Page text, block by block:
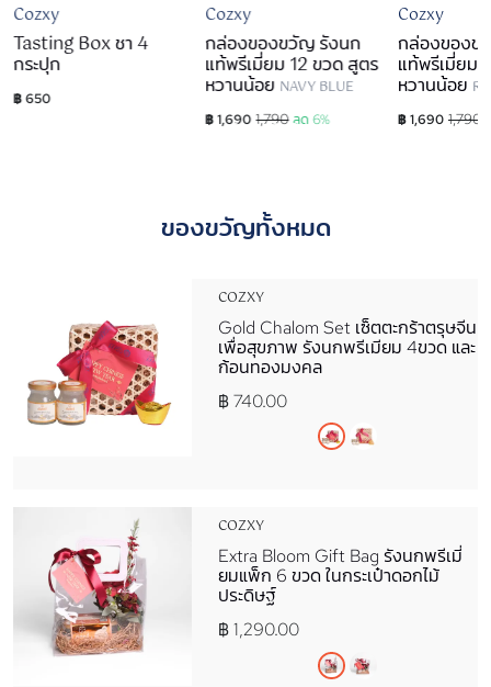
Cozxy
Tasting Box ชา 4
กระปุก
฿ 650
Cozxy
กล่องของขวัญ รังนก
แท้พรีเมี่ยม 12 ขวด สูตร
หวานน้อย NAVY BLUE
฿ 1,690 1,790 ลด 6%
Cozxy
กล่องของข
แท้พรีเมี่ยม
หวานน้อย
฿ 1,690 1,790
ของขวัญทั้งหมด
COZXY
Gold Chalom Set เซ็ตตะกร้าตรุษจีน
เพื่อสุขภาพ รังนกพรีเมียม 4ขวด และ
ก้อนทองมงคล
฿ 740.00
COZXY
Extra Bloom Gift Bag รังนกพรีเมี่
ยมแพ็ก 6 ขวด ในกระเป๋าดอกไม้
ประดิษฐ์
฿ 1,290.00